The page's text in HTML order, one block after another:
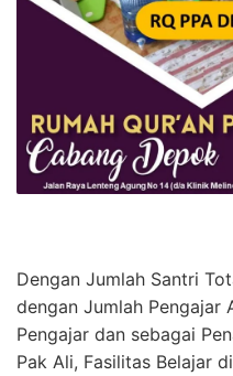
Dengan Jumlah Santri
dengan Jumlah Pengajar
Pengajar dan sebagai
Pak Ali, Fasilitas Belajar di